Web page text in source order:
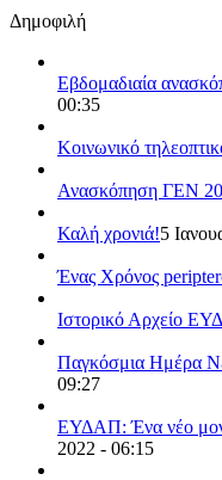
Δημοφιλή
Εβδομαδιαία
00:35
Κοινωνικό
Ανασκόπηση ΓΕΝ
Καλή χρονιά!5
Ένας Χρόνος
Ιστορικό Αρχείο
Παγκόσμια Ημέρα
09:27
ΕΥΔΑΠ: Ένα νέο
2022 - 06:15